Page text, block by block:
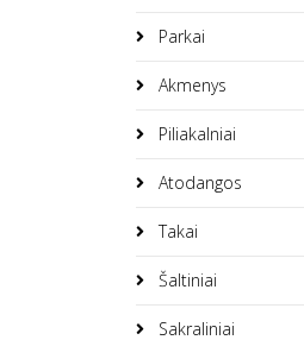
Parkai
Akmenys
Piliakalniai
Atodangos
Takai
Šaltiniai
Sakraliniai